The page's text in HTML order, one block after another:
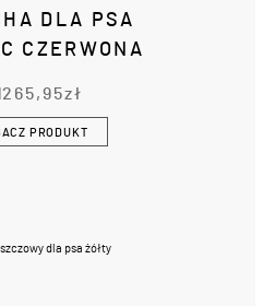
DLA PSA
CZERWONA
265,95zł
PRODUKT